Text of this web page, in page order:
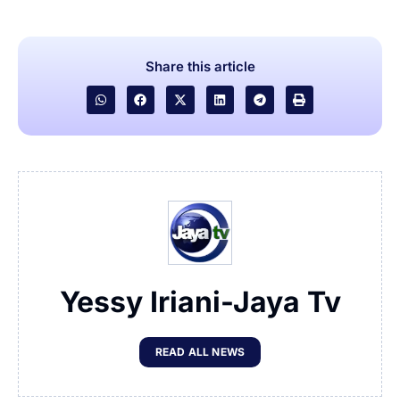
Share this article
Yessy Iriani-Jaya Tv
READ ALL NEWS